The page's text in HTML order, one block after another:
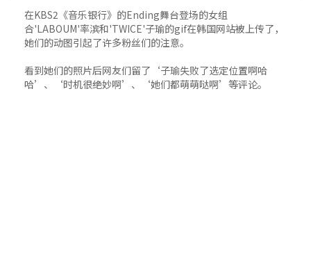
在KBS2《音乐银行》的Ending舞台登场的女组
合'LABOUM'率滨和'TWICE'子瑜的gif在韩国网站被上传了，
她们的动图引起了许多粉丝们的注意。
看到她们的照片后网友们留了‘子瑜失败了选定位置啊哈
哈’、‘时机很绝妙啊’、‘她们都萌萌哒啊’等评论。